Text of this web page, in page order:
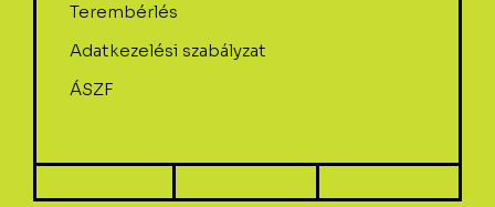
Terembérlés
Adatkezelési szabályzat
ÁSZF